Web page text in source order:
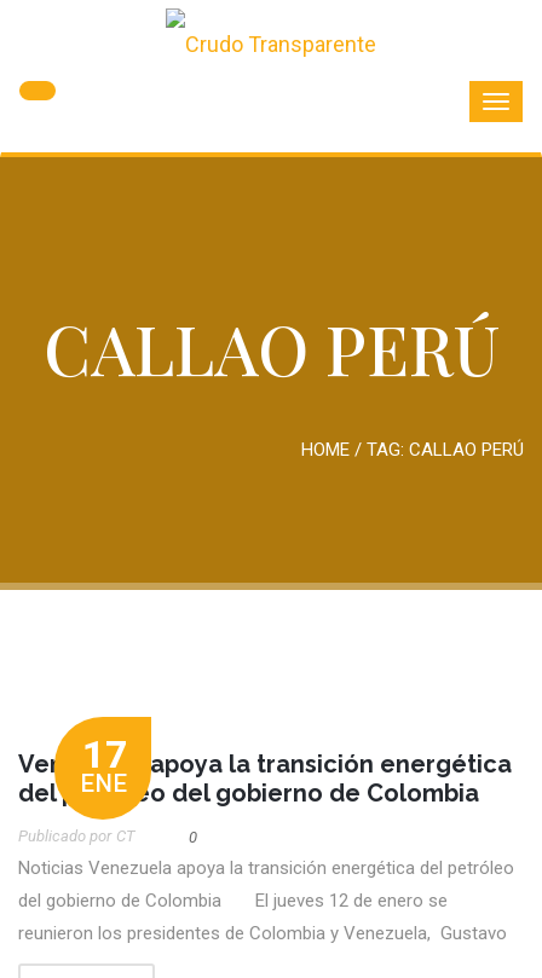
CALLAO PERÚ
HOME / TAG: CALLAO PERÚ
17
ENE
Venezuela apoya la transición energética
del petróleo del gobierno de Colombia
Publicado por CT 0
Noticias Venezuela apoya la transición energética del petróleo
del gobierno de Colombia El jueves 12 de enero se
reunieron los presidentes de Colombia y Venezuela, Gustavo